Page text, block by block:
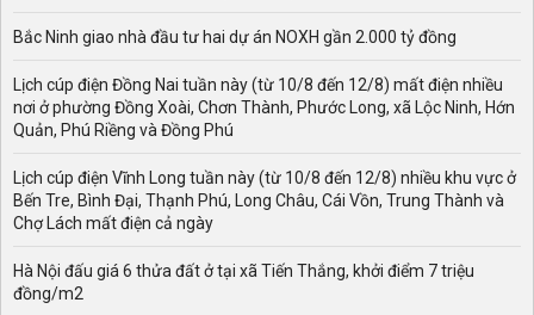
Bắc Ninh giao nhà đầu tư hai dự án NOXH gần 2.000 tỷ đồng
Lịch cúp điện Đồng Nai tuần này (từ 10/8 đến 12/8) mất điện nhiều
nơi ở phường Đồng Xoài, Chơn Thành, Phước Long, xã Lộc Ninh, Hớn
Quản, Phú Riềng và Đồng Phú
Lịch cúp điện Vĩnh Long tuần này (từ 10/8 đến 12/8) nhiều khu vực ở
Bến Tre, Bình Đại, Thạnh Phú, Long Châu, Cái Vồn, Trung Thành và
Chợ Lách mất điện cả ngày
Hà Nội đấu giá 6 thửa đất ở tại xã Tiến Thắng, khởi điểm 7 triệu
đồng/m2